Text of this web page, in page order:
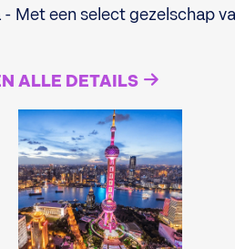
Met een select gezelschap
ALLE DETAILS